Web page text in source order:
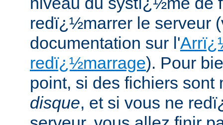
redï¿½marrer le serveur
documentation sur l'
redï¿½marrage). Pour
point, si des fichiers
disque, et si vous ne